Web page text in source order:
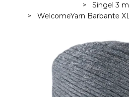
Singel 3
WelcomeYarn Barbante